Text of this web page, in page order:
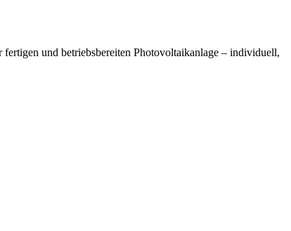
und betriebsbereiten Photovoltaikanlage – individuell,